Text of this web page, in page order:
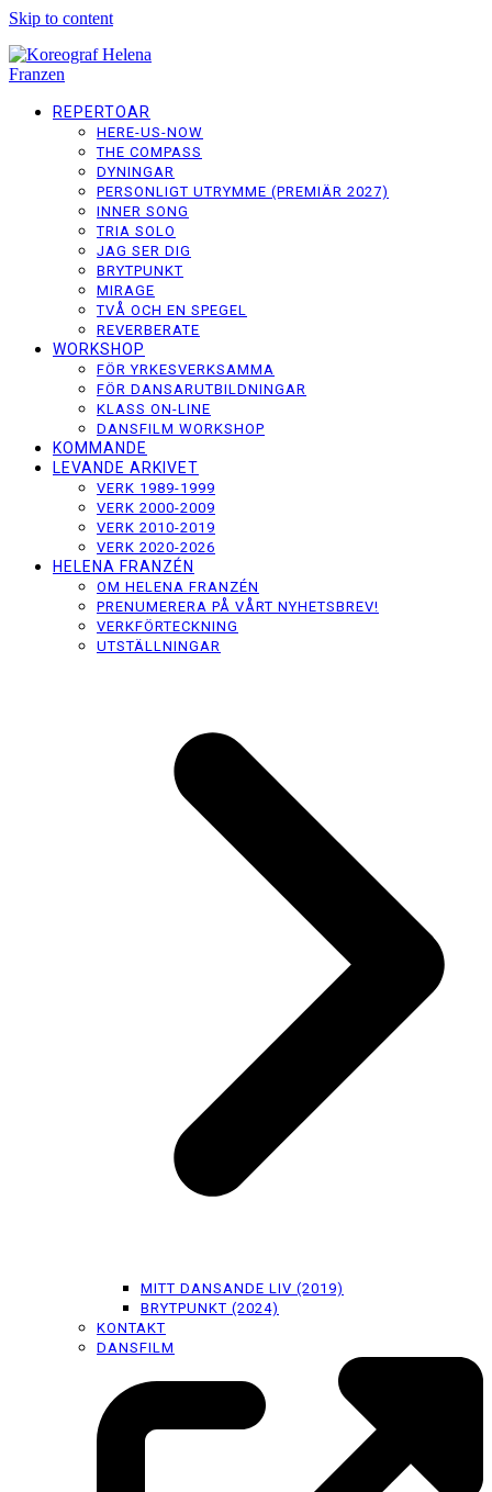
Skip to content
REPERTOAR
HERE-US-NOW
THE COMPASS
DYNINGAR
PERSONLIGT UTRYMME (PREMIÄR 2027)
INNER SONG
TRIA SOLO
JAG SER DIG
BRYTPUNKT
MIRAGE
TVÅ OCH EN SPEGEL
REVERBERATE
WORKSHOP
FÖR YRKESVERKSAMMA
FÖR DANSARUTBILDNINGAR
KLASS ON-LINE
DANSFILM WORKSHOP
KOMMANDE
LEVANDE ARKIVET
VERK 1989-1999
VERK 2000-2009
VERK 2010-2019
VERK 2020-2026
HELENA FRANZÉN
OM HELENA FRANZÉN
PRENUMERERA PÅ VÅRT NYHETSBREV!
VERKFÖRTECKNING
UTSTÄLLNINGAR
MITT DANSANDE LIV (2019)
BRYTPUNKT (2024)
KONTAKT
DANSFILM